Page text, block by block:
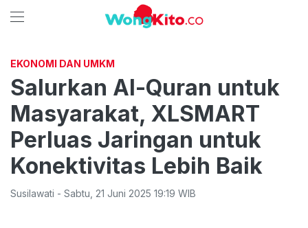
EKONOMI DAN UMKM
Salurkan Al-Quran untuk
Masyarakat, XLSMART
Perluas Jaringan untuk
Konektivitas Lebih Baik
Susilawati - Sabtu 21 Juni 2025 19:19 WIB